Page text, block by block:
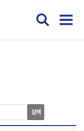
검색